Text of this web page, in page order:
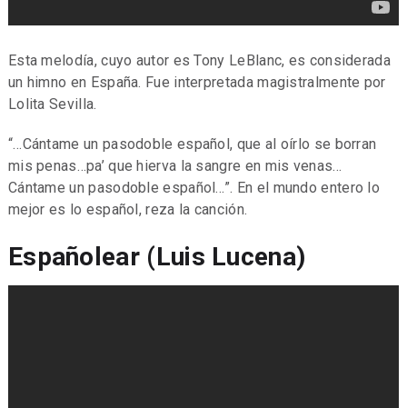
Esta melodía, cuyo autor es Tony LeBlanc, es considerada
un himno en España. Fue interpretada magistralmente por
Lolita Sevilla.
“…Cántame un pasodoble español, que al oírlo se borran
mis penas…pa’ que hierva la sangre en mis venas…
Cántame un pasodoble español…”. En el mundo entero lo
mejor es lo español, reza la canción.
Españolear (Luis Lucena)